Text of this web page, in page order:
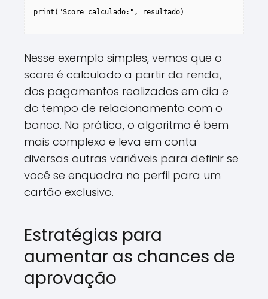
print("Score calculado:", resultado)
Nesse exemplo simples, vemos que o
score é calculado a partir da renda,
dos pagamentos realizados em dia e
do tempo de relacionamento com o
banco. Na prática, o algoritmo é bem
mais complexo e leva em conta
diversas outras variáveis para definir se
você se enquadra no perfil para um
cartão exclusivo.
Estratégias para
aumentar as chances de
aprovação